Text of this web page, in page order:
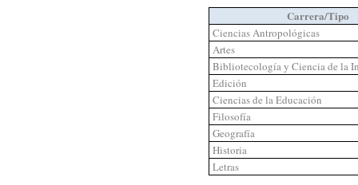
Carrera/Tipo
Ciencias Antropológicas
Artes
Bibliotecología y Ciencia de la
Edición
Ciencias de la Educación
Filosofía
Geografía
Historia
Letras